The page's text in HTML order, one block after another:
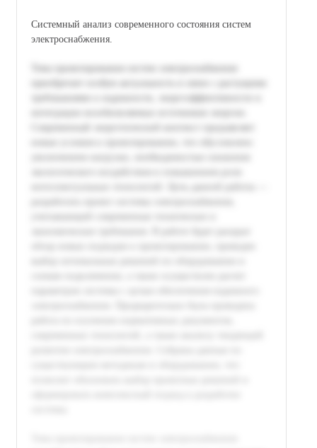
Системный анализ современного состояния систем
электроснабжения.